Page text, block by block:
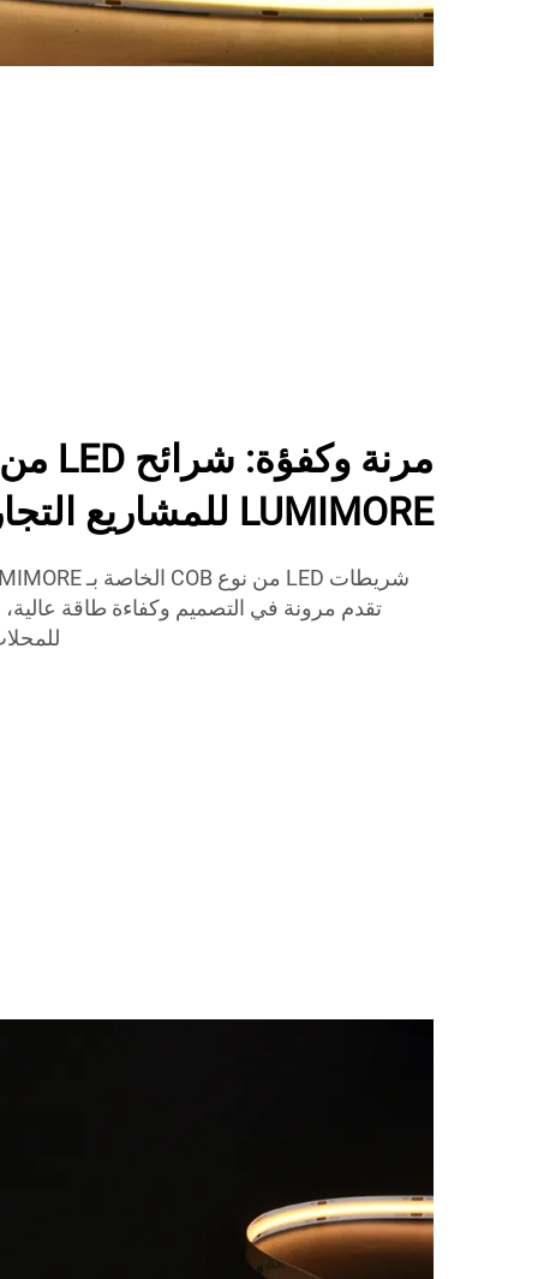
LUMIMORE للمشاريع التجارية
تقدم مرونة في التصميم وكفاءة طاقة عالية،